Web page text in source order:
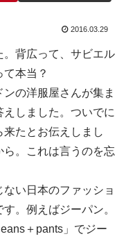
2016.03.29
背広って、サビエル
本当？
の洋服屋さんが集ま
しました。ついでに
たとお伝えしまし
。これは言うのを忘
い日本のファッショ
。例えばジーパン。
＋pants」でジー